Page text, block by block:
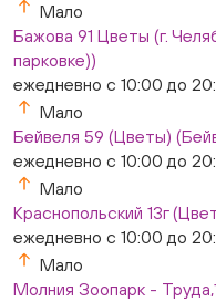
Нет в наличии
Слон. Миасс,
Нет в наличии
Сталеваров 5(ЦВЕТЫ)
5/3)
ежедневно с 10:00
Нет в наличии
Мало
Бажова 91 Цветы (г.
парковке))
ежедневно с 10:00 до
Мало
Бейвеля 59 (Цветы)
ежедневно с 10:00 до
Мало
Краснопольский 13г
ежедневно с 10:00 до
Мало
Молния Зоопарк -